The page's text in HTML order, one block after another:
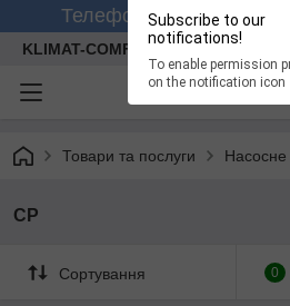
Subscribe to our
notifications!
To enable permission
on the notification icon
Телефонуйте +380 (99)
KLIMAT-COMFORT
Товари та послуги
CP
Сортування 0